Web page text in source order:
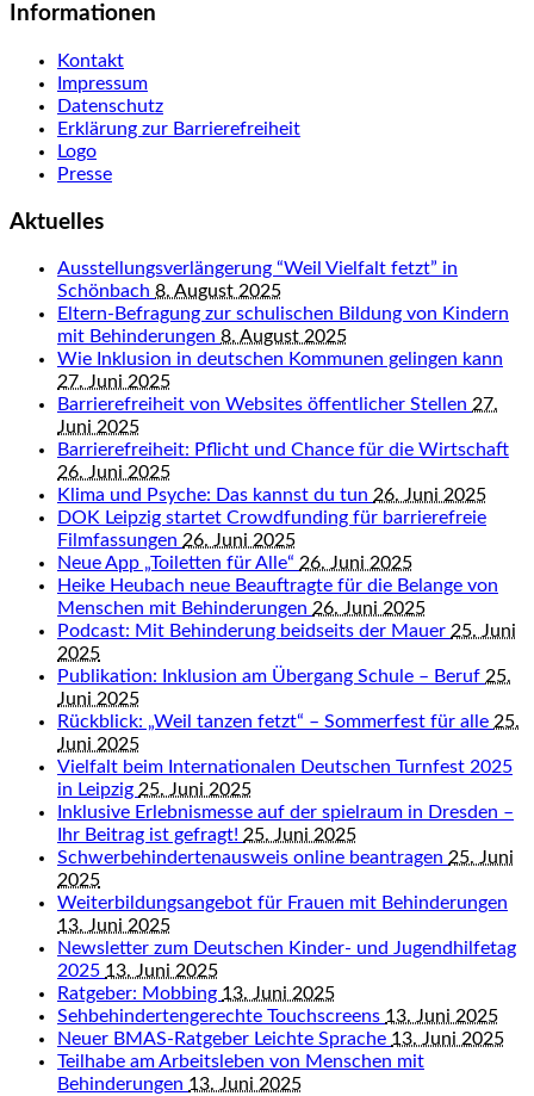
Informationen
Kontakt
Impressum
Datenschutz
Erklärung zur Barrierefreiheit
Logo
Presse
Aktuelles
Ausstellungsverlängerung “Weil Vielfalt fetzt” in
Schönbach 8. August 2025
Eltern-Befragung zur schulischen Bildung von Kindern
mit Behinderungen 8. August 2025
Wie Inklusion in deutschen Kommunen gelingen kann
27. Juni 2025
Barrierefreiheit von Websites öffentlicher Stellen 27.
Juni 2025
Barrierefreiheit: Pflicht und Chance für die Wirtschaft
26. Juni 2025
Klima und Psyche: Das kannst du tun 26. Juni 2025
DOK Leipzig startet Crowdfunding für barrierefreie
Filmfassungen 26. Juni 2025
Neue App „Toiletten für Alle“ 26. Juni 2025
Heike Heubach neue Beauftragte für die Belange von
Menschen mit Behinderungen 26. Juni 2025
Podcast: Mit Behinderung beidseits der Mauer 25. Juni
2025
Publikation: Inklusion am Übergang Schule – Beruf 25.
Juni 2025
Rückblick: „Weil tanzen fetzt“ – Sommerfest für alle 25.
Juni 2025
Vielfalt beim Internationalen Deutschen Turnfest 2025
in Leipzig 25. Juni 2025
Inklusive Erlebnismesse auf der spielraum in Dresden –
Ihr Beitrag ist gefragt! 25. Juni 2025
Schwerbehindertenausweis online beantragen 25. Juni
2025
Weiterbildungsangebot für Frauen mit Behinderungen
13. Juni 2025
Newsletter zum Deutschen Kinder- und Jugendhilfetag
2025 13. Juni 2025
Ratgeber: Mobbing 13. Juni 2025
Sehbehindertengerechte Touchscreens 13. Juni 2025
Neuer BMAS-Ratgeber Leichte Sprache 13. Juni 2025
Teilhabe am Arbeitsleben von Menschen mit
Behinderungen 13. Juni 2025